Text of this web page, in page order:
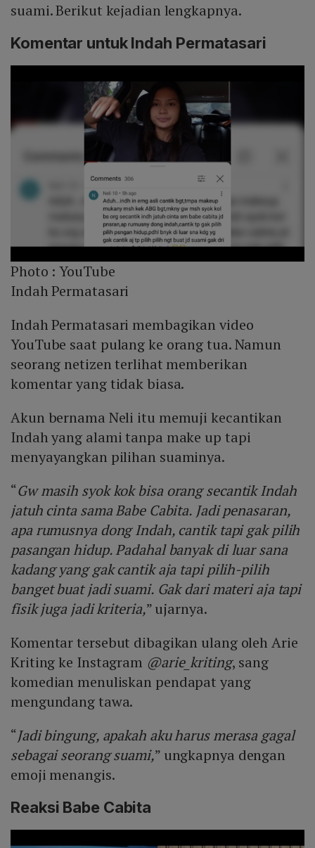
suami. Berikut kejadian lengkapnya.
Komentar untuk Indah Permatasari
Photo :YouTube
Indah Permatasari
Indah Permatasari membagikan video
YouTube saat pulang ke orang tua. Namun
seorang netizen terlihat memberikan
komentar yang tidak biasa.
Akun bernama Neli itu memuji kecantikan
Indah yang alami tanpa make up tapi
menyayangkan pilihan suaminya.
“Gw masih syok kok bisa orang secantik Indah
jatuh cinta sama Babe Cabita. Jadi penasaran,
apa rumusnya dong Indah, cantik tapi gak pilih
pasangan hidup. Padahal banyak di luar sana
kadang yang gak cantik aja tapi pilih-pilih
banget buat jadi suami. Gak dari materi aja tapi
fisik juga jadi kriteria,” ujarnya.
Komentar tersebut dibagikan ulang oleh Arie
Kriting ke Instagram @arie_kriting, sang
komedian menuliskan pendapat yang
mengundang tawa.
“Jadi bingung, apakah aku harus merasa gagal
sebagai seorang suami,” ungkapnya dengan
emoji menangis.
Reaksi Babe Cabita